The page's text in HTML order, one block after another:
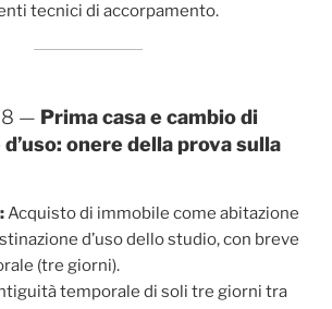
tecnici di accorpamento.
— Prima casa e cambio di
onere della prova sulla
Acquisto di immobile come abitazione
d’uso dello studio, con breve
(tre giorni).
temporale di soli tre giorni tra